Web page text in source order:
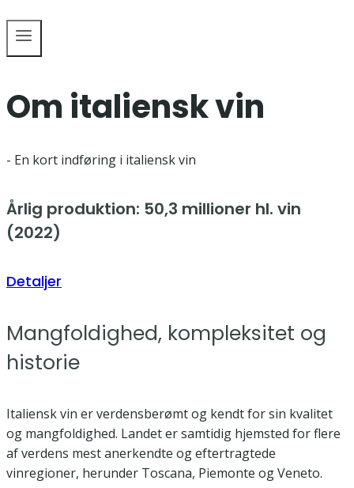
Om italiensk vin
- En kort indføring i italiensk vin
Årlig produktion: 50,3 millioner hl. vin
(2022)
Detaljer
Mangfoldighed, kompleksitet og
historie
Italiensk vin er verdensberømt og kendt for sin kvalitet
og mangfoldighed. Landet er samtidig hjemsted for flere
af verdens mest anerkendte og eftertragtede
vinregioner, herunder Toscana, Piemonte og Veneto.